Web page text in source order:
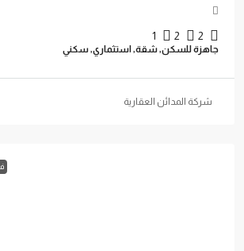
جاهزة للسكن, شقة, استثماري, سكني
شركة المدائن العقارية
فيلا